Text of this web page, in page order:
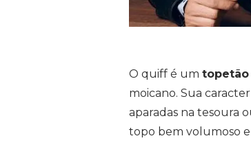
O quiff é um topetão
moicano. Sua
aparadas na tesoura
topo bem volumoso